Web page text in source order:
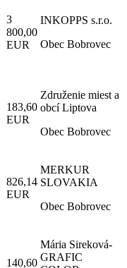
3
800,00
EUR
INKOPPS s.r.o.
Obec Bobrovec
183,60
EUR
Združenie miest a
obcí Liptova
Obec Bobrovec
826,14
EUR
MERKUR
SLOVAKIA
Obec Bobrovec
140,60
Mária Sireková-
GRAFIC